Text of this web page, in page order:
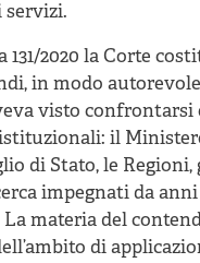
131/2020 la Corte
in modo
visto confrontarsi
il
di Stato, le
impegnati da
materia del
di